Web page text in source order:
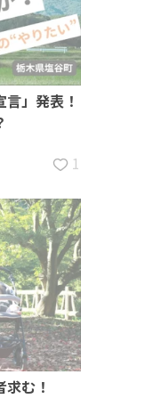
」発表！
1
む！